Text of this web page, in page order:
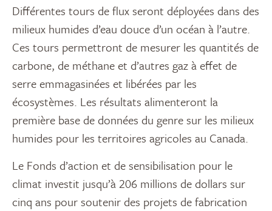
Différentes tours de flux seront déployées dans des
milieux humides d’eau douce d’un océan à l’autre.
Ces tours permettront de mesurer les quantités de
carbone, de méthane et d’autres gaz à effet de
serre emmagasinées et libérées par les
écosystèmes. Les résultats alimenteront la
première base de données du genre sur les milieux
humides pour les territoires agricoles au Canada.
Le Fonds d’action et de sensibilisation pour le
climat investit jusqu’à 206 millions de dollars sur
cinq ans pour soutenir des projets de fabrication